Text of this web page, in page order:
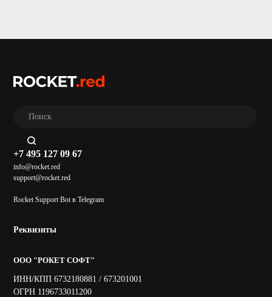
+7 495 127 09 67
info@rocket.red
support@rocket.red
Rocket Support Bot в Telegram
Реквизиты
ООО "РОКЕТ СОФТ"
ИНН/КПП 6732180881 / 673201001
ОГРН 1196733011200